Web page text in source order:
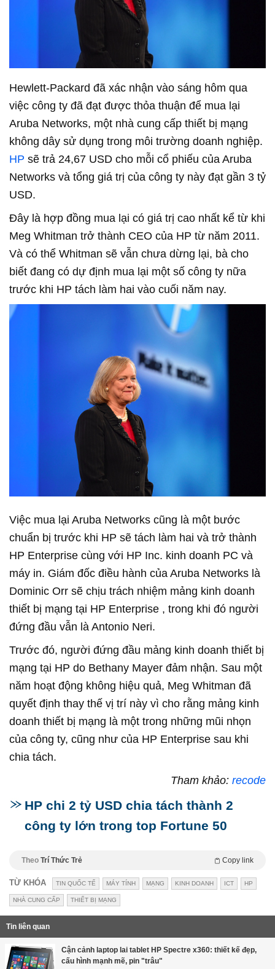
Hewlett-Packard đã xác nhận vào sáng hôm qua
việc công ty đã đạt được thỏa thuận để mua lại
Aruba Networks, một nhà cung cấp thiết bị mạng
không dây sử dụng trong môi trường doanh nghiệp.
HP sẽ trả 24,67 USD cho mỗi cổ phiếu của Aruba
Networks và tổng giá trị của công ty này đạt gần 3 tỷ
USD.
Đây là hợp đồng mua lại có giá trị cao nhất kể từ khi
Meg Whitman trở thành CEO của HP từ năm 2011.
Và có thể Whitman sẽ vẫn chưa dừng lại, bà cho
biết đang có dự định mua lại một số công ty nữa
trước khi HP tách làm hai vào cuối năm nay.
Việc mua lại Aruba Networks cũng là một bước
chuẩn bị trước khi HP sẽ tách làm hai và trở thành
HP Enterprise cùng với HP Inc. kinh doanh PC và
máy in. Giám đốc điều hành của Aruba Networks là
Dominic Orr sẽ chịu trách nhiệm mảng kinh doanh
thiết bị mạng tại HP Enterprise , trong khi đó người
đứng đầu vẫn là Antonio Neri.
Trước đó, người đứng đầu mảng kinh doanh thiết bị
mạng tại HP do Bethany Mayer đảm nhận. Sau một
năm hoạt động không hiệu quả, Meg Whitman đã
quyết định thay thế vị trí này vì cho rằng mảng kinh
doanh thiết bị mạng là một trong những mũi nhọn
của công ty, cũng như của HP Enterprise sau khi
chia tách.
Tham khảo: recode
HP chi 2 tỷ USD chia tách thành 2
công ty lớn trong top Fortune 50
Theo Trí Thức Trẻ Copy link
TỪ KHÓA TIN QUỐC TẾ MÁY TÍNH MẠNG KINH DOANH ICT HP
NHÀ CUNG CẤP THIẾT BỊ MẠNG
Tin liên quan
Cận cảnh laptop lai tablet HP Spectre x360: thiết kế đẹp,
cấu hình mạnh mẽ, pin "trâu"